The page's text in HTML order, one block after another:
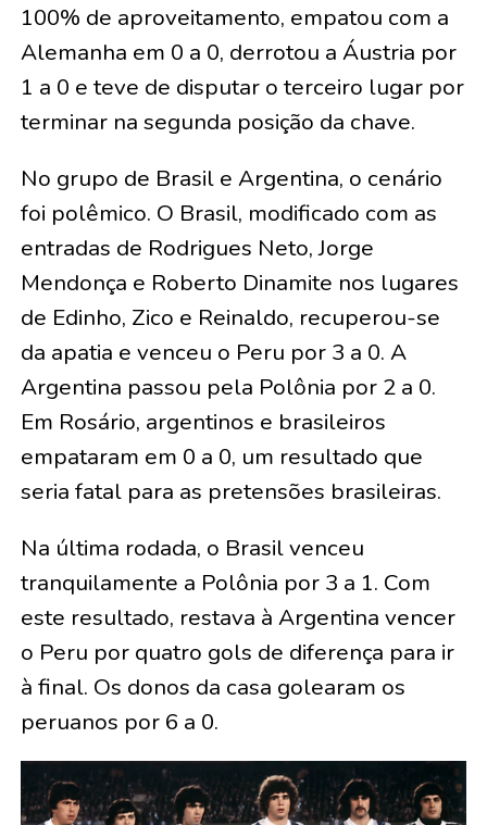
100% de aproveitamento, empatou com a
Alemanha em 0 a 0, derrotou a Áustria por
1 a 0 e teve de disputar o terceiro lugar por
terminar na segunda posição da chave.
No grupo de Brasil e Argentina, o cenário
foi polêmico. O Brasil, modificado com as
entradas de Rodrigues Neto, Jorge
Mendonça e Roberto Dinamite nos lugares
de Edinho, Zico e Reinaldo, recuperou-se
da apatia e venceu o Peru por 3 a 0. A
Argentina passou pela Polônia por 2 a 0.
Em Rosário, argentinos e brasileiros
empataram em 0 a 0, um resultado que
seria fatal para as pretensões brasileiras.
Na última rodada, o Brasil venceu
tranquilamente a Polônia por 3 a 1. Com
este resultado, restava à Argentina vencer
o Peru por quatro gols de diferença para ir
à final. Os donos da casa golearam os
peruanos por 6 a 0.